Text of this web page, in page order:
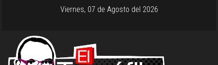
Viernes, 07 de Agosto del 2026